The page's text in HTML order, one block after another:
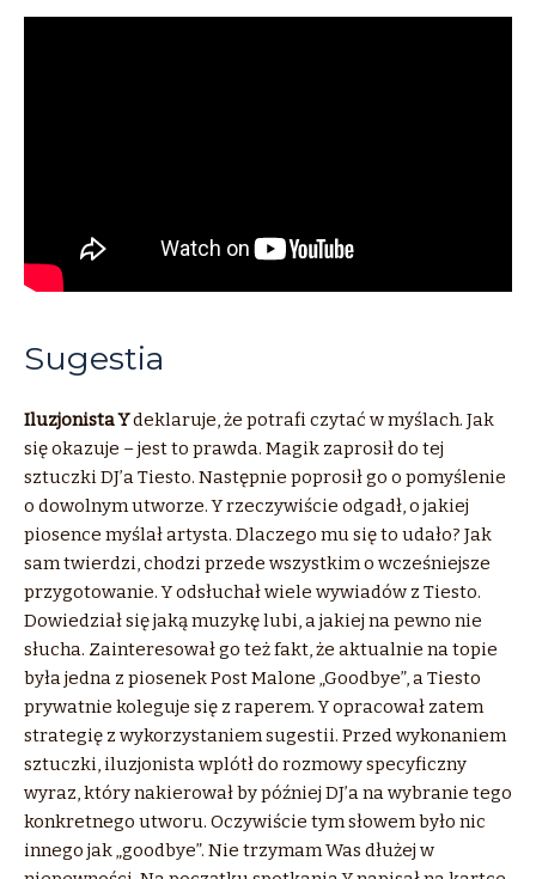
Sugestia
Iluzjonista Ydeklaruje, że potrafi czytać w myślach. Jak
się okazuje – jest to prawda. Magik zaprosił do tej
sztuczki DJ’a Tiesto. Następnie poprosił go o pomyślenie
o dowolnym utworze. Y rzeczywiście odgadł, o jakiej
piosence myślał artysta. Dlaczego mu się to udało? Jak
sam twierdzi, chodzi przede wszystkim o wcześniejsze
przygotowanie. Y odsłuchał wiele wywiadów z Tiesto.
Dowiedział się jaką muzykę lubi, a jakiej na pewno nie
słucha. Zainteresował go też fakt, że aktualnie na topie
była jedna z piosenek Post Malone „Goodbye”, a Tiesto
prywatnie koleguje się z raperem. Y opracował zatem
strategię z wykorzystaniem sugestii. Przed wykonaniem
sztuczki, iluzjonista wplótł do rozmowy specyficzny
wyraz, który nakierował by później DJ’a na wybranie tego
konkretnego utworu. Oczywiście tym słowem było nic
innego jak „goodbye”. Nie trzymam Was dłużej w